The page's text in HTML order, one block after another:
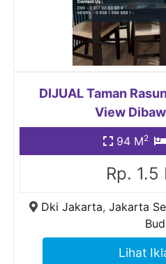
DIJUAL Taman
View
94 M2
Rp.
Dki Jakarta, Jakarta
Lihat